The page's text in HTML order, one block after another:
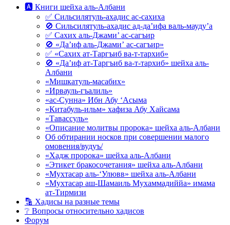
🅰 Книги шейха аль-Албани
✅ Сильсилятуль-ахадис ас-сахиха
🚫 Сильсилятуль-ахадис ад-да’ифа валь-мауду’а
✅ Сахих аль-Джами’ ас-сагъир
🚫 «Да’иф аль-Джами’ ас-сагъир»
✅ «Сахих ат-Таргъиб ва-т-тархиб»
🚫 «Да’иф ат-Таргъиб ва-т-тархиб» шейха аль-
Албани
«Мишкатуль-масабих»
«Ирвауль-гъалиль»
«ас-Сунна» Ибн Абу ‘Асыма
«Китабуль-ильм» хафиза Абу Хайсама
«Тавассуль»
«Описание молитвы пророка» шейха аль-Албани
Об обтирании носков при совершении малого
омовения/вудуъ/
«Хадж пророка» шейха аль-Албани
«Этикет бракосочетания» шейха аль-Албани
«Мухтасар аль-‘Улювв» шейха аль-Албани
«Мухтасар аш-Шамаиль Мухаммадиййа» имама
ат-Тирмизи
🔡 Хадисы на разные темы
❔ Вопросы относительно хадисов
Форум